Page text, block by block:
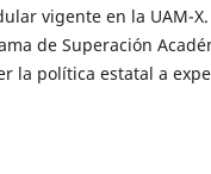
vigente en la UAM-
de Superación
la política estatal a